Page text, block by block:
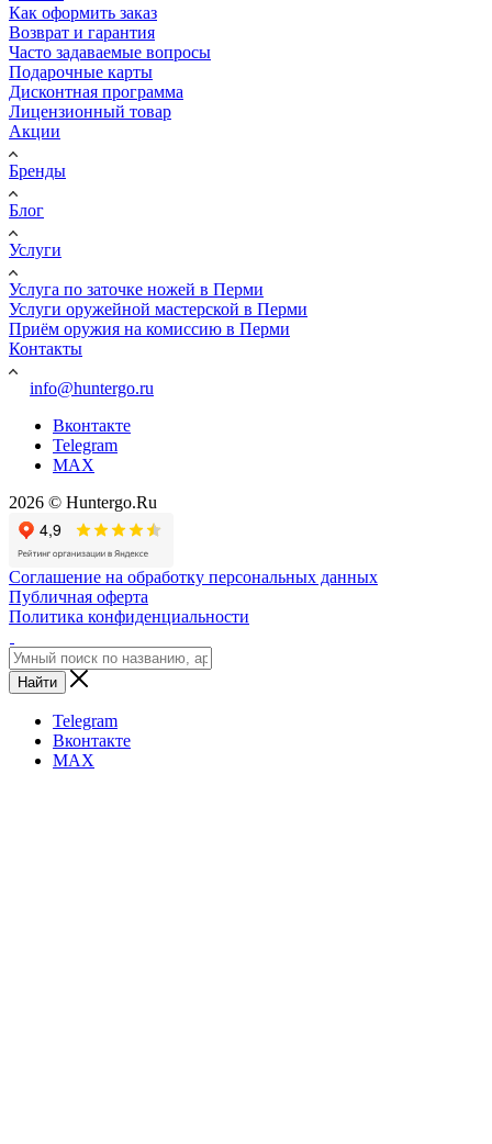
Как оформить заказ
Возврат и гарантия
Часто задаваемые вопросы
Подарочные карты
Дисконтная программа
Лицензионный товар
Акции
Бренды
Блог
Услуги
Услуга по заточке ножей в Перми
Услуги оружейной мастерской в Перми
Приём оружия на комиссию в Перми
Контакты
info@huntergo.ru
Вконтакте
Telegram
MAX
2026 © Huntergo.Ru
Соглашение на обработку персональных данных
Публичная оферта
Политика конфиденциальности
Найти
Telegram
Вконтакте
MAX